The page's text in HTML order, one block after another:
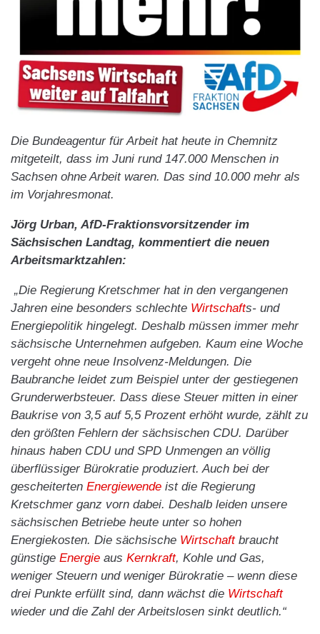
Die Bundeagentur für Arbeit hat heute in Chemnitz
mitgeteilt, dass im Juni rund 147.000 Menschen in
Sachsen ohne Arbeit waren. Das sind 10.000 mehr als
im Vorjahresmonat.
Jörg Urban, AfD-Fraktionsvorsitzender im
Sächsischen Landtag, kommentiert die neuen
Arbeitsmarktzahlen:
„Die Regierung Kretschmer hat in den vergangenen
Jahren eine besonders schlechte Wirtschafts- und
Energiepolitik hingelegt. Deshalb müssen immer mehr
sächsische Unternehmen aufgeben. Kaum eine Woche
vergeht ohne neue Insolvenz-Meldungen. Die
Baubranche leidet zum Beispiel unter der gestiegenen
Grunderwerbsteuer. Dass diese Steuer mitten in einer
Baukrise von 3,5 auf 5,5 Prozent erhöht wurde, zählt zu
den größten Fehlern der sächsischen CDU. Darüber
hinaus haben CDU und SPD Unmengen an völlig
überflüssiger Bürokratie produziert. Auch bei der
gescheiterten Energiewende ist die Regierung
Kretschmer ganz vorn dabei. Deshalb leiden unsere
sächsischen Betriebe heute unter so hohen
Energiekosten. Die sächsische Wirtschaftbraucht
günstige Energie aus Kernkraft, Kohle und Gas,
weniger Steuern und weniger Bürokratie – wenn diese
drei Punkte erfüllt sind, dann wächst die Wirtschaft
wieder und die Zahl der Arbeitslosen sinkt deutlich.“